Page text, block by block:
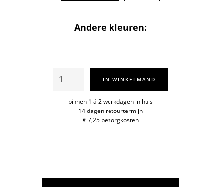
Andere kleuren:
Unikko
espressokop
schotel
IN WINKELMAND
binnen 1 á 2 werkdagen in huis
14 dagen retourtermijn
€ 7,25 bezorgkosten